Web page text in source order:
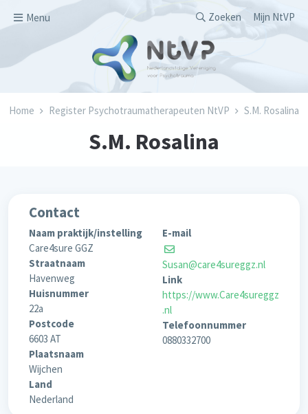
Menu
Secondary
Zoeken Mijn NtVP
Kruimelpad
Home Register Psychotraumatherapeuten NtVP S.M. Rosalina
S.M. Rosalina
Contact
Naam praktijk/instelling
Care4sure GGZ
Straatnaam
Havenweg
Huisnummer
22a
Postcode
6603 AT
Plaatsnaam
Wijchen
Land
Nederland
E-mail
Susan@care4sureggz.nl
Link
https://www.Care4sureggz
.nl
Telefoonnummer
0880332700